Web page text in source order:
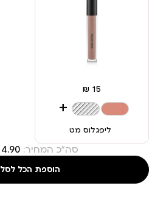
ליפגלוס מט
+
סה"כ המחיר: ‏114.90 ₪
הוספת הכל לסל